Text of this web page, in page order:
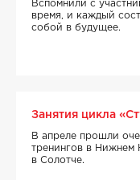
Вспомнили с
время, и каждый
собой в будущее.
Занятия цикла
В апреле прошли
тренингов в Нижнем
в Солотче.